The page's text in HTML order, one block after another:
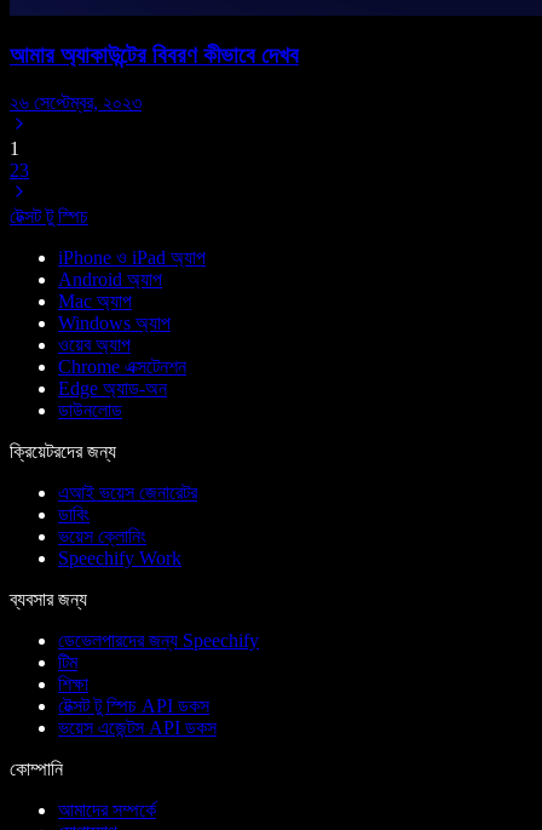
আমার অ্যাকাউন্টের বিবরণ কীভাবে দেখব
২৬ সেপ্টেম্বর, ২০২৩
1
23
টেক্সট টু স্পিচ
iPhone ও iPad অ্যাপ
Android অ্যাপ
Mac অ্যাপ
Windows অ্যাপ
ওয়েব অ্যাপ
Chrome এক্সটেনশন
Edge অ্যাড-অন
ডাউনলোড
ক্রিয়েটরদের জন্য
এআই ভয়েস জেনারেটর
ডাবিং
ভয়েস ক্লোনিং
Speechify Work
ব্যবসার জন্য
ডেভেলপারদের জন্য Speechify
টিম
শিক্ষা
টেক্সট টু স্পিচ API ডকস
ভয়েস এজেন্টস API ডকস
কোম্পানি
আমাদের সম্পর্কে